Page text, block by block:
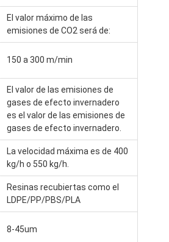
con
la laminación de la protuberancia
de la protuberancia
de la película
la laminación
de la capa
El valor máximo de las
emisiones de CO2 será de:
150 a 300 m/min
El valor de las emisiones de
gases de efecto invernadero
es el valor de las emisiones de
gases de efecto invernadero.
La velocidad máxima es de 400
kg/h o 550 kg/h.
Resinas recubiertas como el
LDPE/PP/PBS/PLA
8-45um